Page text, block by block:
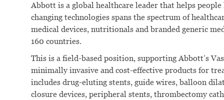
Abbott is a global healthcare leader that helps
changing technologies spans the spectrum of
medical devices, nutritionals and branded generic
160 countries.
This is a field-based position, supporting Abbott’s
minimally invasive and cost-effective products for
includes drug-eluting stents, guide wires, balloon
closure devices, peripheral stents, thrombectomy